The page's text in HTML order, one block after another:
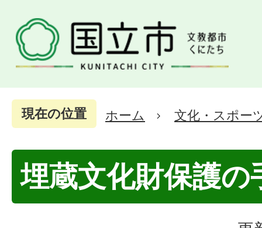
現在の位置 ホーム 文化・スポー
埋蔵文化財保護の